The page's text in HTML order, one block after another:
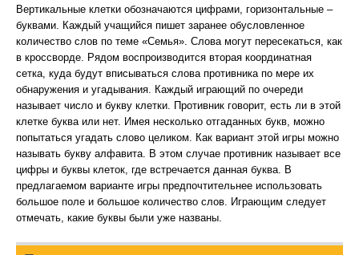
Вертикальные клетки обозначаются цифрами, горизонтальные –
буквами. Каждый учащийся пишет заранее обусловленное
количество слов по теме «Семья». Слова могут пересекаться, как
в кроссворде. Рядом воспроизводится вторая координатная
сетка, куда будут вписываться слова противника по мере их
обнаружения и угадывания. Каждый играющий по очереди
называет число и букву клетки. Противник говорит, есть ли в этой
клетке буква или нет. Имея несколько отгаданных букв, можно
попытаться угадать слово целиком. Как вариант этой игры можно
называть букву алфавита. В этом случае противник называет все
цифры и буквы клеток, где встречается данная буква. В
предлагаемом варианте игры предпочтительнее использовать
большое поле и большое количество слов. Играющим следует
отмечать, какие буквы были уже названы.